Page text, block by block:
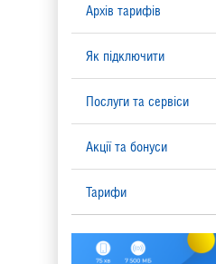
Архів тарифів
Як підключити
Послуги та сервіси
Акції та бонуси
Тарифи